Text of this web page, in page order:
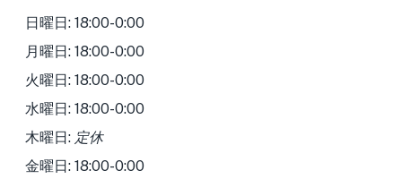
日曜日: 18:00-0:00
月曜日: 18:00-0:00
火曜日: 18:00-0:00
水曜日: 18:00-0:00
木曜日: 定休
金曜日: 18:00-0:00